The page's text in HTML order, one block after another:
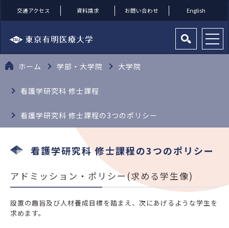
交通アクセス 資料請求 お問い合わせ English
ホーム 学部・大学院 大学院
看護学研究科 修士課程
看護学研究科 修士課程の3つのポリシー
看護学研究科 修士課程の3つのポリシー
アドミッション・ポリシー(求める学生像)
設置の趣旨及び人材養成目標を踏まえ、次にあげるような学生を
求めます。